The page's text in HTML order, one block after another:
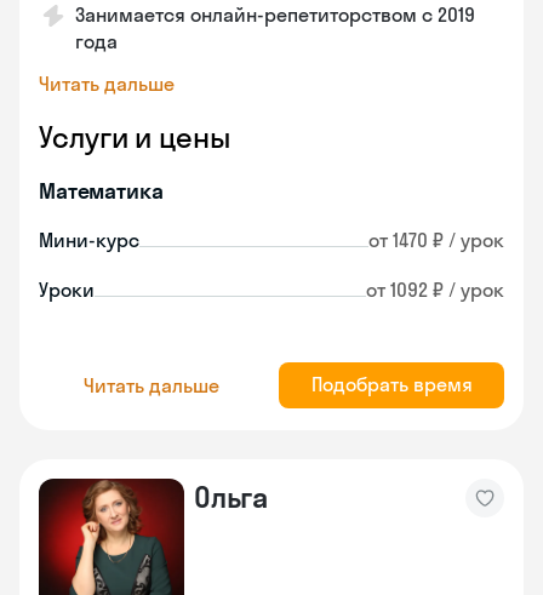
Занимается онлайн-репетиторством с 2019
года
Читать дальше
Услуги и цены
Математика
Мини-курс от 1470 ₽ / урок
Уроки от 1092 ₽ / урок
Читать дальше Подобрать время
Ольга